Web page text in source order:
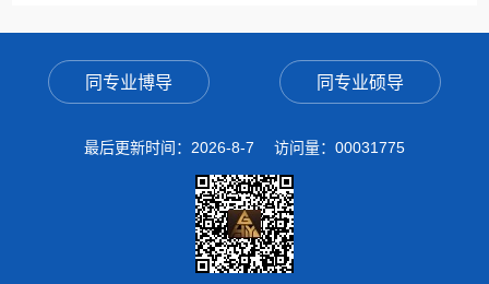
同专业博导 同专业硕导
最后更新时间： 2026-8-7 访问量： 00031775